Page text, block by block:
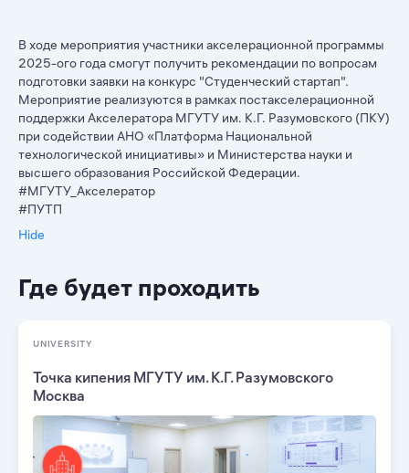
В ходе мероприятия участники акселерационной программы
2025-ого года смогут получить рекомендации по вопросам
подготовки заявки на конкурс "Студенческий стартап".
Мероприятие реализуются в рамках постакселерационной
поддержки Акселератора МГУТУ им. К.Г. Разумовского (ПКУ)
при содействии АНО «Платформа Национальной
технологической инициативы» и Министерства науки и
высшего образования Российской Федерации.
#МГУТУ_Акселератор
#ПУТП
Hide
Где будет проходить
UNIVERSITY
Точка кипения МГУТУ им. К.Г. Разумовского
Москва